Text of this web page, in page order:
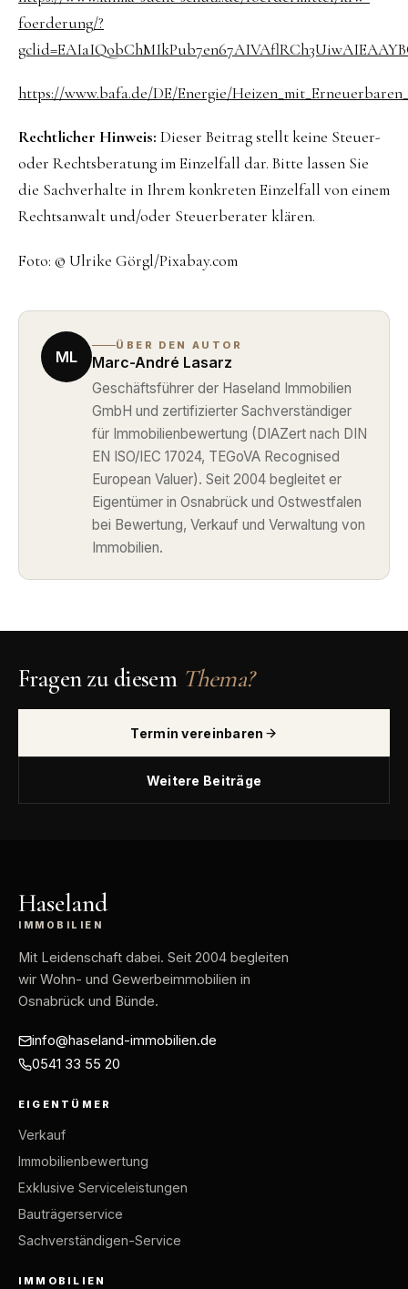
foerderung/?
https://www.bafa.de/DE/Energie/
Rechtlicher Hinweis: Dieser Beitrag stellt keine Steuer-
oder Rechtsberatung im Einzelfall dar. Bitte lassen Sie
die Sachverhalte in Ihrem konkreten Einzelfall von einem
Rechtsanwalt und/oder Steuerberater klären.
Foto: © Ulrike Görgl/Pixabay.com
ML
ÜBER DEN AUTOR
Marc-André Lasarz
Geschäftsführer der Haseland Immobilien
GmbH und zertifizierter Sachverständiger
für Immobilienbewertung (DIAZert nach DIN
EN ISO/IEC 17024, TEGoVA Recognised
European Valuer). Seit 2004 begleitet er
Eigentümer in Osnabrück und Ostwestfalen
bei Bewertung, Verkauf und Verwaltung von
Immobilien.
Fragen zu diesem Thema?
Termin vereinbaren
Weitere Beiträge
Haseland
IMMOBILIEN
Mit Leidenschaft dabei. Seit 2004 begleiten
wir Wohn- und Gewerbeimmobilien in
Osnabrück und Bünde.
info@haseland-immobilien.de
0541 33 55 20
EIGENTÜMER
Verkauf
Immobilienbewertung
Exklusive Serviceleistungen
Bauträgerservice
Sachverständigen-Service
IMMOBILIEN